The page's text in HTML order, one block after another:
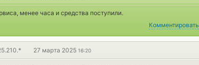
менее часа и средства поступили.
Комментировать
27 марта 2025 16:20